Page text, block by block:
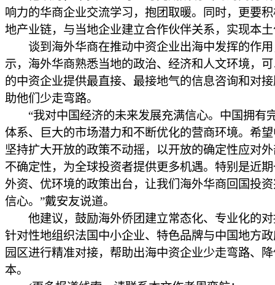
响力的华商企业交流学习，抱团取暖。同时，更要
地产业链，与当地企业建立合作伙伴关系，实现本
谈到海外华商在推动中资企业出海中发挥的作用
示，海外华商熟悉当地的政治、经济和人文环境，
的中资企业提供最直接、最接地气的信息咨询和对
助他们少走弯路。
“我对中国经济的未来发展充满信心。中国拥有
体系、巨大的市场潜力和不断优化的营商环境。希
坚持扩大开放的政策不动摇，以开放的确定性应对
不确定性，为全球投资者提供更多机遇。特别是近
外资、优环境的政策出台，让我们海外华商回国投
信心。”戴安友说道。
他建议，鼓励海外侨团建立常态化、专业化的对
针对性地组织法国中小企业、特色品牌与中国地方
园区进行精准对接，帮助出海中资企业少走弯路、
本。